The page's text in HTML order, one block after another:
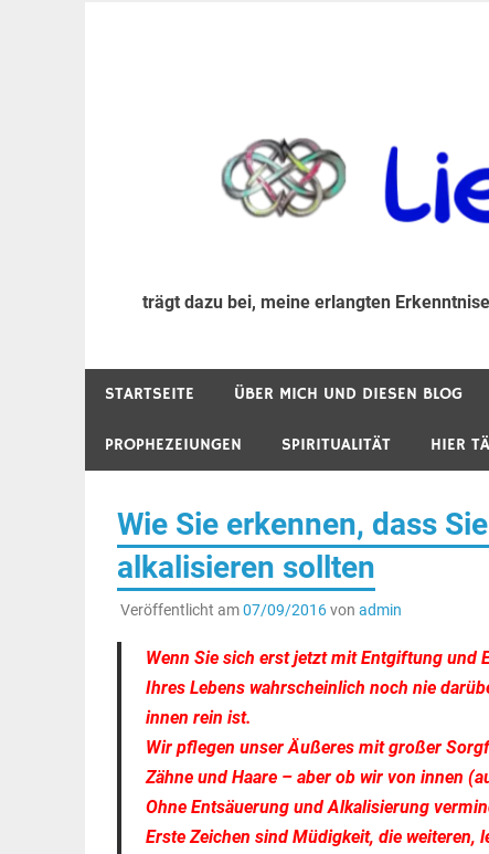
trägt dazu bei, meine erlangten
STARTSEITE ÜBER MICH UND DIESEN BLOG
PROPHEZEIUNGEN SPIRITUALITÄT HIER
Wie Sie erkennen, dass
alkalisieren sollten
Veröffentlicht am07/09/2016von admin
Wenn Sie sich erst jetzt mit Entgiftung und
Ihres Lebens wahrscheinlich noch nie
innen rein ist.
Wir pflegen unser Äußeres mit großer
Zähne und Haare – aber ob wir von innen
Ohne Entsäuerung und Alkalisierung
Erste Zeichen sind Müdigkeit, die